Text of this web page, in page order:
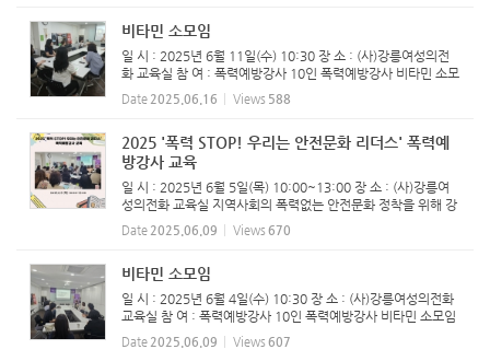
비타민 소모임
일 시 : 2025년 6월 11일(수) 10:30 장 소 : (사)강릉여성의전
화 교육실 참 여 : 폭력예방강사 10인 폭력예방강사 비타민 소모
임 진행하였습니다.
Date 2025.06.16 Views 588
2025 '폭력 STOP! 우리는 안전문화 리더스' 폭력예
방강사 교육
일 시 : 2025년 6월 5일(목) 10:00~13:00 장 소 : (사)강릉여
성의전화 교육실 지역사회의 폭력없는 안전문화 정착을 위해 강
릉시양성평등기금지원사업으로 진행하는 폭력예방교육강사 양
성 과정이 지역주민과 활동가를 대상으로 4월 22일부터 시작되
Date 2025.06.09 Views 670
비타민 소모임
일 시 : 2025년 6월 4일(수) 10:30 장 소 : (사)강릉여성의전화
교육실 참 여 : 폭력예방강사 10인 ​폭력예방강사 비타민 소모임
진행하였습니다.
Date 2025.06.09 Views 607